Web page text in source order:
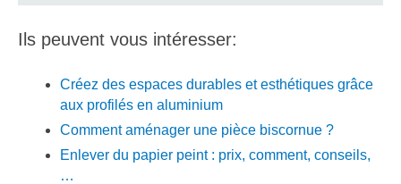
Ils peuvent vous intéresser:
Créez des espaces durables et esthétiques grâce
aux profilés en aluminium
Comment aménager une pièce biscornue ?
Enlever du papier peint : prix, comment, conseils,
…